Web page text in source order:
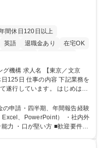
間休日120日以上
英語 退職金あり
在宅OK
京／文京
下記業務を
遂行しています。 はじめは担
はリーダーやマネージャーポ
務・人事グルー
・教育研修の企画、実行 ・勤
運営（評議員会、理事会） ・
の申請・四半期、年間報告経験
Excel、PowerPoint） ・社内外
が堅い方 ■歓迎要件